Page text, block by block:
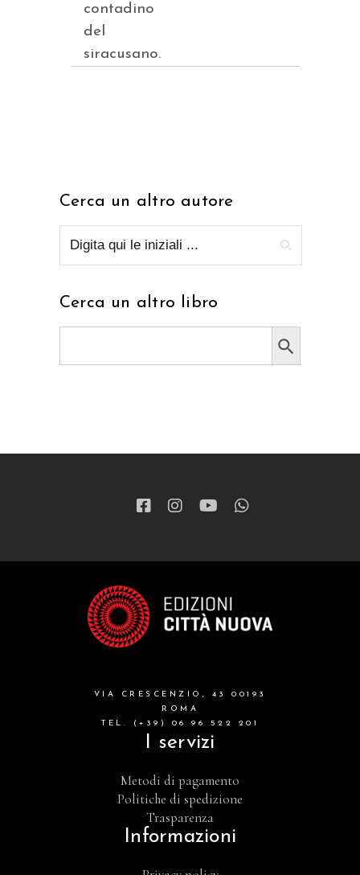
contadino
del
siracusano.
Cerca un altro autore
Cerca un altro libro
Search Button
VIA CRESCENZIO, 43 00193
ROMA
TEL. (+39) 06 96 522 201
I servizi
Metodi di pagamento
Politiche di spedizione
Trasparenza
Informazioni